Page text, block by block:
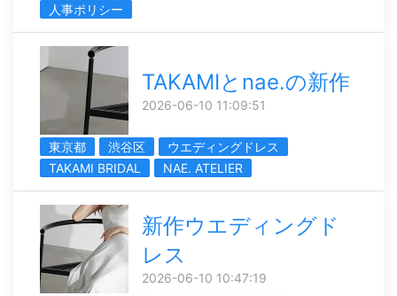
人事ポリシー
TAKAMIとnae.の新作
2026-06-10 11:09:51
東京都 渋谷区
ウエディングドレス
TAKAMI BRIDAL
NAE. ATELIER
新作ウエディングド
レス
2026-06-10 10:47:19